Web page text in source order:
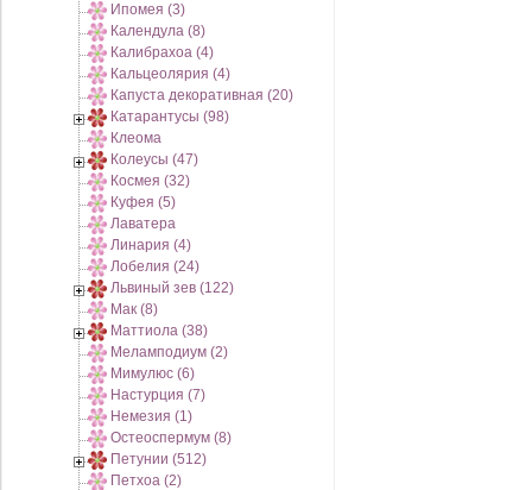
Ипомея (3)
Календула (8)
Калибрахоа (4)
Кальцеолярия (4)
Капуста декоративная (20)
Катарантусы (98)
Клеома
Колеусы (47)
Космея (32)
Куфея (5)
Лаватера
Линария (4)
Лобелия (24)
Львиный зев (122)
Мак (8)
Маттиола (38)
Меламподиум (2)
Мимулюс (6)
Настурция (7)
Немезия (1)
Остеоспермум (8)
Петунии (512)
Петхоа (2)